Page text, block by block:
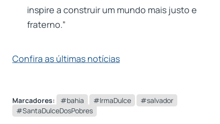
inspire a construir um mundo mais justo e
fraterno.”
Confira as últimas notícias
Marcadores: #bahia #IrmaDulce
#salvador
#SantaDulceDosPobres